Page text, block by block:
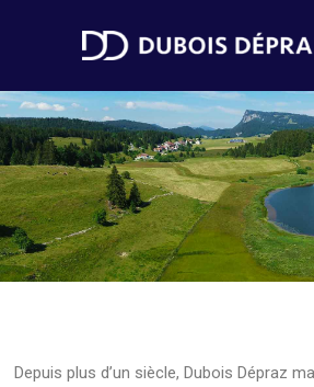
Depuis plus d’un siècle, Dubois Dépraz